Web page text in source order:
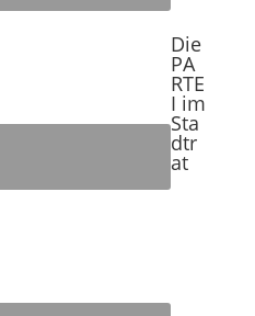
Die
PA
RTE
I im
Sta
dtr
at